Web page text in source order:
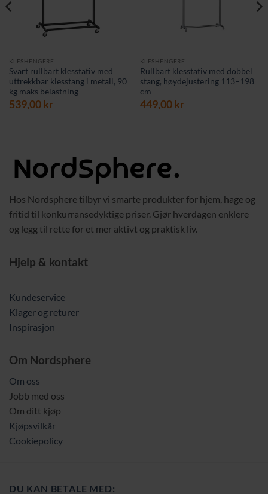
KLESHENGERE
Svart rullbart klesstativ med
uttrekkbar klesstang i metall, 90
kg maks belastning
539,00kr
KLESHENGERE
Rullbart klesstativ med dobbel
stang, høydejustering 113–198
cm
449,00kr
Hos Nordsphere tilbyr vi smarte produkter for hjem, hage og
fritid til konkurransedyktige priser. Gjør hverdagen enklere
og legg til rette for et mer aktivt og praktisk liv.
Hjelp & kontakt
Kundeservice
Klager og returer
Inspirasjon
Om Nordsphere
Om oss
Jobb med oss
Om ditt kjøp
Kjøpsvilkår
Cookiepolicy
DU KAN BETALE MED: